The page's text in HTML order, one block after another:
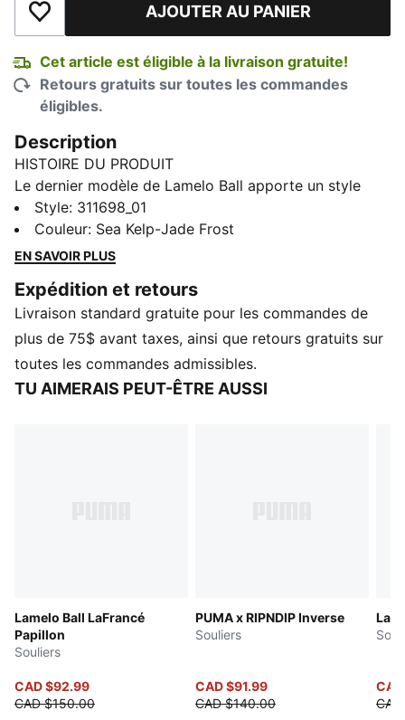
Ajouter à la liste de souhaits
AJOUTER AU PANIER
Cet article est éligible à la livraison gratuite!
Retours gratuits sur toutes les commandes
éligibles.
Description
HISTOIRE DU PRODUIT
Le dernier modèle de Lamelo Ball apporte un style
urbain rehaussé à la mode hors du terrain. La LaFrancé
– du nom de la marque officielle de mode urbaine et
de style de vie de Melo – est un modèle épais aux
extrême des années 2000. Cette version apparaît en
vert avec un traitement de carte thermique sur toute
la surface.
DÉTAILS
Largeur régulière
Style: 311698_01
Couleur: Sea Kelp-Jade Frost
EN SAVOIR PLUS
Expédition et retours
Livraison standard gratuite pour les commandes de
plus de 75$ avant taxes, ainsi que retours gratuits sur
toutes les commandes admissibles.
TU AIMERAIS PEUT-ÊTRE AUSSI
Lamelo Ball LaFrancé
Papillon
Souliers
CAD $92.99
CAD $150.00
PUMA x RIPNDIP Inverse
Souliers
CAD $91.99
CAD $140.00